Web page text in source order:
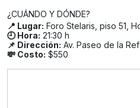
¿CUÁNDO Y DÓNDE?
📍 Lugar: Foro Stelaris, piso 51,
🕘 Hora: 21:30 h
📌 Dirección: Av. Paseo de la
💸 Costo: $550